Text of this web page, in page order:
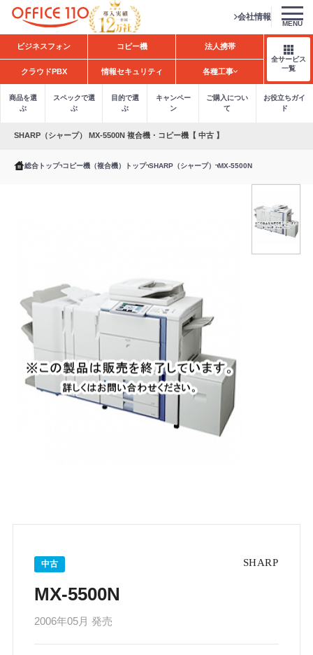
H
o
会社情報
MENU
ビジネスフォン コピー機 法人携帯
クラウドPBX 情報セキュリティ 各種工事
全サービス
一覧
商品を選
ぶ
スペックで選
ぶ
目的で選
ぶ
キャンペー
ン
ご購入につい
て
お役立ちガイ
ド
SHARP（シャープ） MX-5500N 複合機・コピー機【 中古 】
総合トップ コピー機（複合機）トップ SHARP（シャープ） MX-5500N
MX-5500N
2006年05月 発売
中古